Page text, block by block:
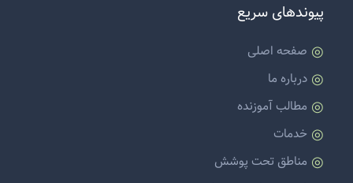
پیوندهای سریع
صفحه اصلی
درباره ما
مطالب آموزنده
خدمات
مناطق تحت پوشش